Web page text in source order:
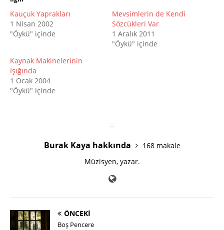
Kauçuk Yaprakları
1 Nisan 2002
"Öykü" içinde
Mevsimlerin de Kendi
Sözcükleri Var
1 Aralık 2011
"Öykü" içinde
Kaynak Makinelerinin
Işığında
1 Ocak 2004
"Öykü" içinde
Burak Kaya hakkında
168 makale
Müzisyen, yazar.
ÖNCEKI
Boş Pencere